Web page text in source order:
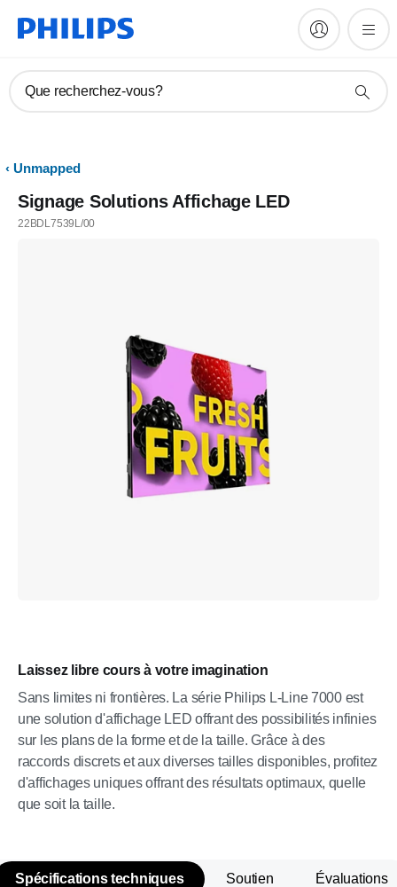
Que recherchez-vous?
Unmapped
Signage Solutions Affichage LED
22BDL7539L/00
Laissez libre cours à votre imagination
Sans limites ni frontières. La série Philips L-Line 7000 est
une solution d'affichage LED offrant des possibilités infinies
sur les plans de la forme et de la taille. Grâce à des
raccords discrets et aux diverses tailles disponibles, profitez
d'affichages uniques offrant des résultats optimaux, quelle
que soit la taille.
Spécifications techniques Soutien Évaluations